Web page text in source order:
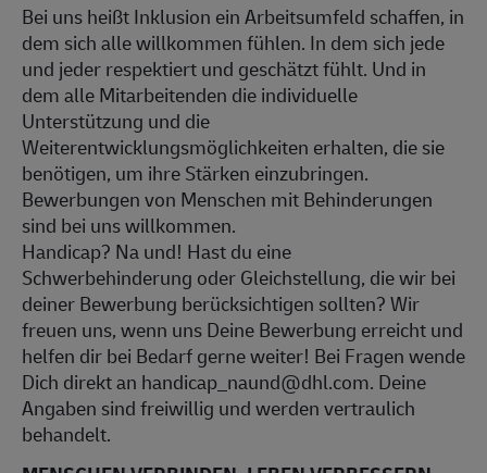
Bei uns heißt Inklusion ein Arbeitsumfeld schaffen, in
dem sich alle willkommen fühlen. In dem sich jede
und jeder respektiert und geschätzt fühlt. Und in
dem alle Mitarbeitenden die individuelle
Unterstützung und die
Weiterentwicklungsmöglichkeiten erhalten, die sie
benötigen, um ihre Stärken einzubringen.
Bewerbungen von Menschen mit Behinderungen
sind bei uns willkommen.
Handicap? Na und! Hast du eine
Schwerbehinderung oder Gleichstellung, die wir bei
deiner Bewerbung berücksichtigen sollten? Wir
freuen uns, wenn uns Deine Bewerbung erreicht und
helfen dir bei Bedarf gerne weiter! Bei Fragen wende
Dich direkt an handicap_naund@dhl.com. Deine
Angaben sind freiwillig und werden vertraulich
behandelt.